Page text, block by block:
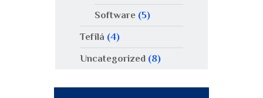
Software(5)
Tefilá (4)
Uncategorized (8)